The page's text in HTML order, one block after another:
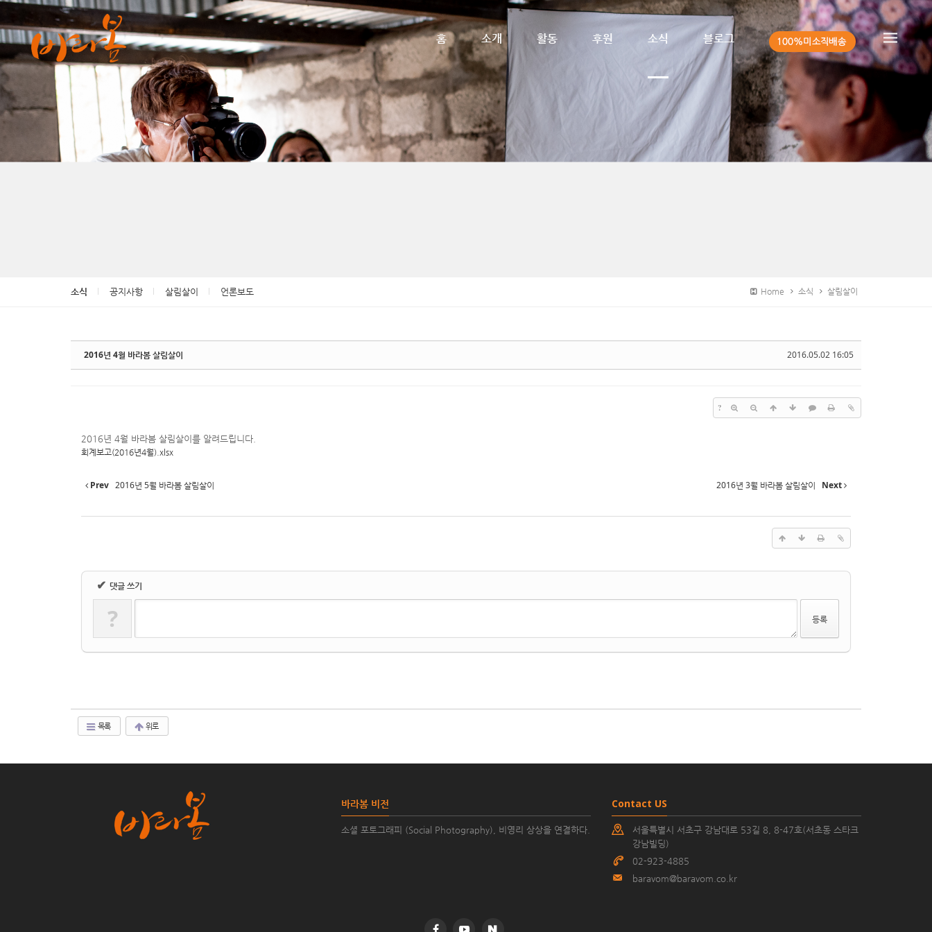
홈 소개 활동 후원 소식 블로그
소식 공지사항 살림살이 언론보도 Home 소식 살림살이
2016.05.02 16:05
2016년 4월 바라봄 살림살이
?
2016년 4월 바라봄 살림살이를 알려드립니다.
회계보고(2016년4월).xlsx
Prev 2016년 5월 바라봄 살림살이 2016년 3월 바라봄 살림살이 Next
✔ 댓글 쓰기
?
목록 위로
바라봄 비전
소셜 포토그래피 (Social Photography), 비영리 상상을 연결하다.
Contact US
서울특별시 서초구 강남대로 53길 8, 8-47호(서초동 스타크
강남빌딩)
02-923-4885
baravom@baravom.co.kr